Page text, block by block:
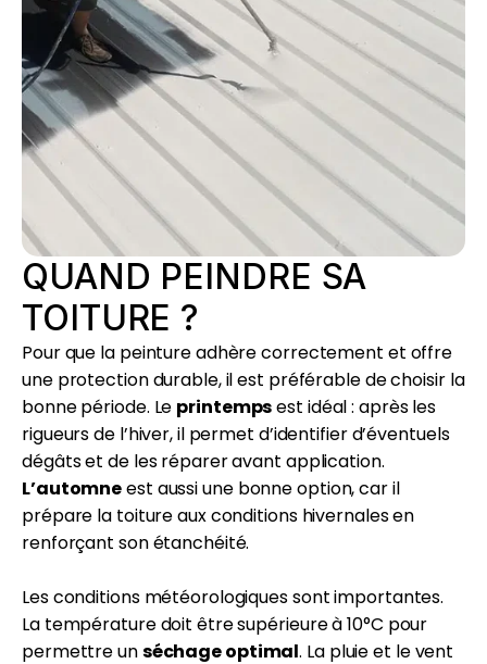
QUAND PEINDRE SA
TOITURE ?
Pour que la peinture adhère correctement et offre
une protection durable, il est préférable de choisir la
bonne période. Le printempsest idéal : après les
rigueurs de l’hiver, il permet d’identifier d’éventuels
dégâts et de les réparer avant application.
L’automneest aussi une bonne option, car il
prépare la toiture aux conditions hivernales en
renforçant son étanchéité.
Les conditions météorologiques sont importantes.
La température doit être supérieure à 10°C pour
permettre unséchage optimal. La pluie et le vent